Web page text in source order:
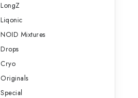
LongZ
Liqonic
NOID Mixtures
Drops
Cryo
Originals
Special